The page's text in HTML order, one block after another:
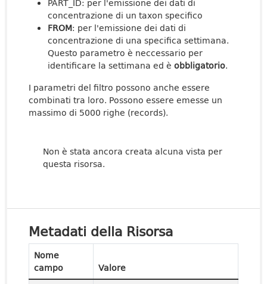
PART_ID: per l'emissione dei dati di
concentrazione di un taxon specifico
FROM: per l'emissione dei dati di
concentrazione di una specifica settimana.
Questo parametro è neccessario per
identificare la settimana ed è obbligatorio.
I parametri del filtro possono anche essere
combinati tra loro. Possono essere emesse un
massimo di 5000 righe (records).
Non è stata ancora creata alcuna vista per
questa risorsa.
Metadati della Risorsa
Nome
campo
Valore